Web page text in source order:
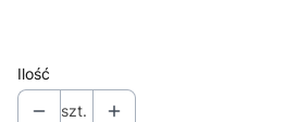
Ilość
szt.